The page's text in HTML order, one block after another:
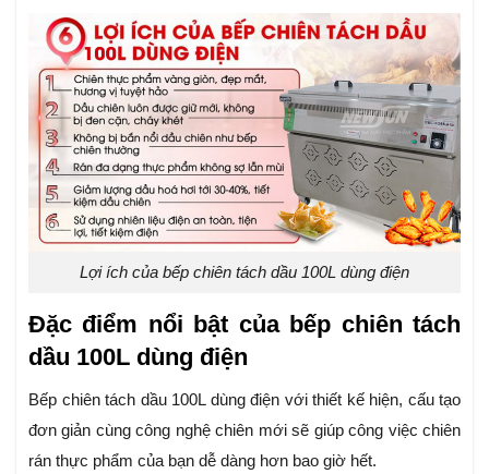
Lợi ích của bếp chiên tách dầu 100L dùng điện
Đặc điểm nổi bật của bếp chiên tách
dầu 100L dùng điện
Bếp chiên tách dầu 100L dùng điện với thiết kế hiện, cấu tạo
đơn giản cùng công nghệ chiên mới sẽ giúp công việc chiên
rán thực phẩm của bạn dễ dàng hơn bao giờ hết.